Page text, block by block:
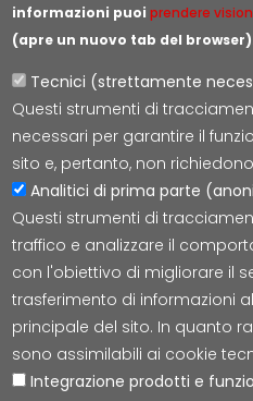
informazioni puoiprendere
(apre un nuovo tab del
Tecnici (strettamente
Questi strumenti di
necessari per garantire il
sito e, pertanto, non
Analitici di prima parte
Questi strumenti di
traffico e analizzare il
con l'obiettivo di migliorare il
trasferimento di informazioni
principale del sito. In quanto
sono assimilabili ai cookie
Integrazione prodotti e
Lepida
Via della
PEC:
Capitale Sociale i.v.
P.IVA/CF